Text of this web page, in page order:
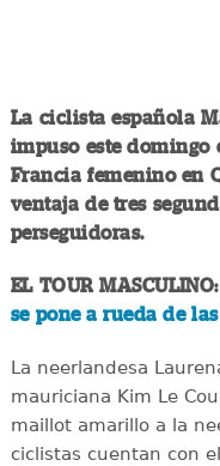
La ciclista española
impuso este domingo
Francia femenino en
ventaja de tres
perseguidoras.
EL TOUR MASCULINO:
se pone a rueda de
La neerlandesa
mauriciana Kim Le
maillot amarillo a la
ciclistas cuentan con